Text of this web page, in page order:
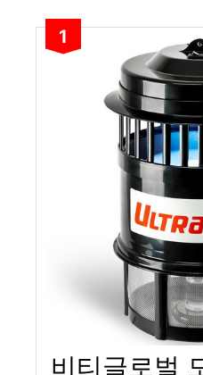
1
비티글로벌